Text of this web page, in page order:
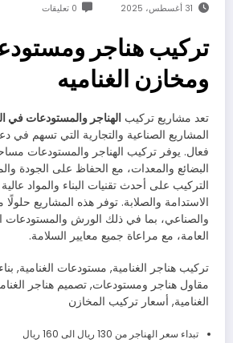
31 أغسطس، 2025 0 تعليقات
تركيب هناجر
ومخازن الغناميه
تعد مشاريع تركيب الهناجر والمستودعات في
المشاريع الصناعية والتجارية التي تسهم في
فعال. يوفر تركيب الهناجر والمستودعات
البضائع والمعدات، مع الحفاظ على الجودة
التركيب على أحدث تقنيات البناء والمواد
الاستدامة والصلابة. توفر هذه المشاريع حلولًا
والصناعي، بما في ذلك الورش والمستودعات
العامة، مع مراعاة جميع معايير السلامة.
تركيب هناجر الغنامية, مستودعات الغنامية,
مقاول هناجر ومستودعات, تصميم هناجر
الغنامية, أسعار تركيب المخازن
تبداء سعر الهناجر من 130 ريال الى 160 ريال